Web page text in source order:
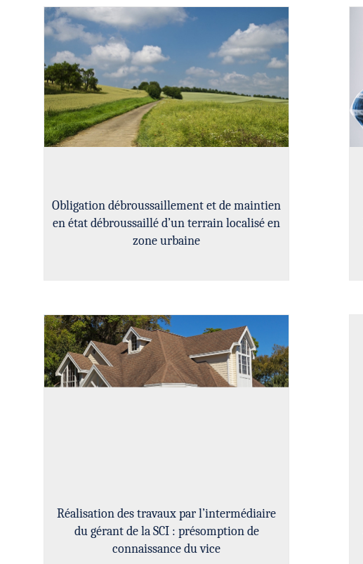
Obligation débroussaillement et de maintien
en état débroussaillé d’un terrain localisé en
zone urbaine
Réalisation des travaux par l’intermédiaire
du gérant de la SCI : présomption de
connaissance du vice